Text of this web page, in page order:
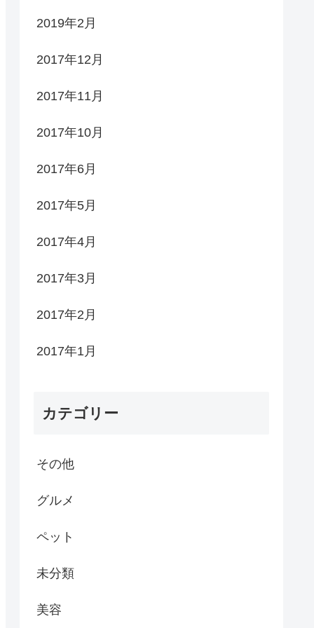
2019年2月
2017年12月
2017年11月
2017年10月
2017年6月
2017年5月
2017年4月
2017年3月
2017年2月
2017年1月
カテゴリー
その他
グルメ
ペット
未分類
美容